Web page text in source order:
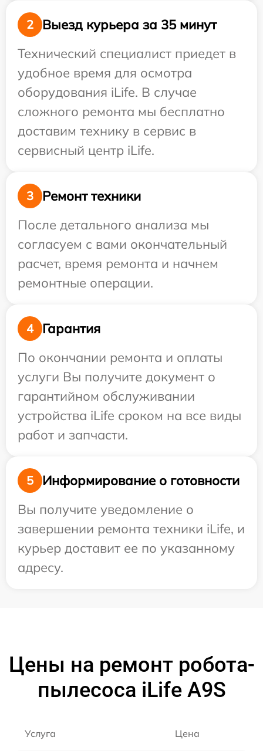
2
Выезд курьера за 35 минут
Технический специалист приедет в
удобное время для осмотра
оборудования iLife. В случае
сложного ремонта мы бесплатно
доставим технику в сервис в
сервисный центр iLife.
3
Ремонт техники
После детального анализа мы
согласуем с вами окончательный
расчет, время ремонта и начнем
ремонтные операции.
4
Гарантия
По окончании ремонта и оплаты
услуги Вы получите документ о
гарантийном обслуживании
устройства iLife сроком на все виды
работ и запчасти.
5
Информирование о готовности
Вы получите уведомление о
завершении ремонта техники iLife, и
курьер доставит ее по указанному
адресу.
Цены на ремонт робота-
пылесоса iLife A9S
Услуга Цена